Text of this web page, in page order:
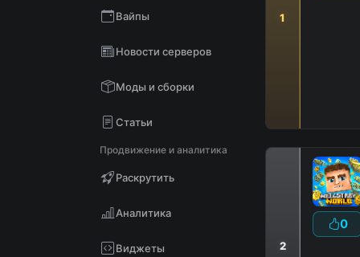
Вайпы
Новости серверов
Моды и сборки
Статьи
Продвижение и аналитика
Раскрутить
Аналитика
Виджеты
1
2
0